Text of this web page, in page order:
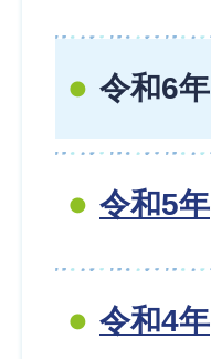
令和6年
令和5年
令和4年